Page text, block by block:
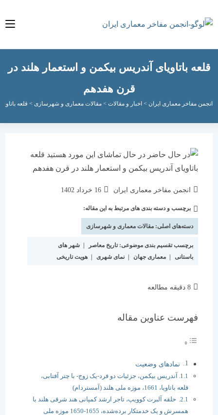
باتاویای آندریس بیکمن و استعمار هلند در
قرن هفدهم
مفاخر معماری ایران > اخبار و مقالات>مقالات معماری و شهرسازی>قلعه باتاویای
انجمن مفاخر معماری ایران
نوشته
شده
است:
16 خرداد 1402
برچسب و دسته بندی های مرتبط به این مقاله:
دسته‌های اصلی:مقالات معماری و شهرسازی
برچسب تقسیم بندی موضوعی:تاریخ معاصر | شهر های
| معماری جهان | نمای شهری | هویت تاریخی
فهرست عناوین مقاله
نمادهای وضعیت
آندریس بیکمن، جزئیات دو فرد-یک زوج- با چتر آفتابی،
قلعه باتاویا، 1661، موزه ملی هلند (آمستردام)
حلقه آلبرت کوویپ، تاجر ارشد کمپانی هند شرقی هلند با
همسرش و یک خدمتکار برده‌شده، 1655-1650 موزه ملی